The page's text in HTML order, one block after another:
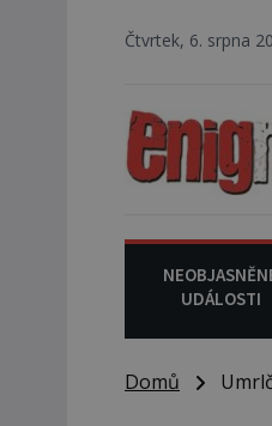
Čtvrtek, 6. srpna
6.
UDÁLOSTI
Domů